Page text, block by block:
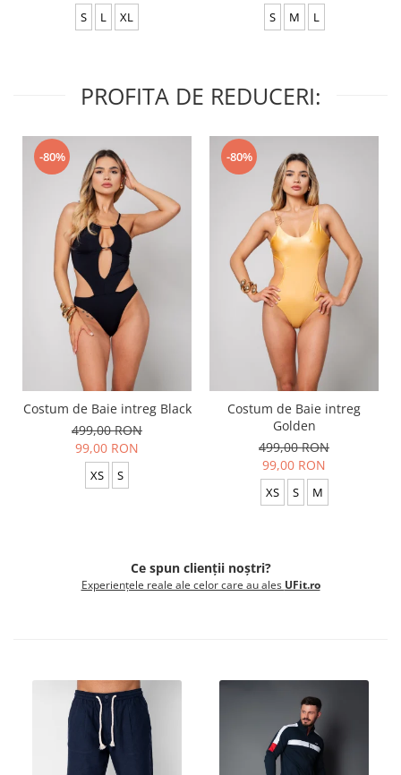
S L XL S M L
PROFITA DE REDUCERI:
-80%
Costum de Baie intreg Black
499,00 RON
99,00 RON
XS S
-80%
Costum de Baie intreg
Golden
499,00 RON
99,00 RON
XS S M
Ce spun clienții noștri?
Experiențele reale ale celor care au ales UFit.ro